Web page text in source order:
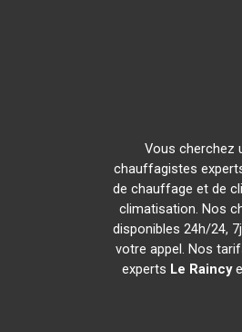
Vous cherchez
chauffagistes
de chauffage et de
climatisation. Nos
disponibles 24h/24,
votre appel. Nos
experts Le Raincy